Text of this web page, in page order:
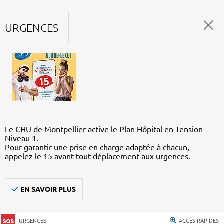
URGENCES
Le CHU de Montpellier active le Plan Hôpital en Tension –
Niveau 1.
Pour garantir une prise en charge adaptée à chacun,
appelez le 15 avant tout déplacement aux urgences.
EN SAVOIR PLUS
URGENCES ACCÈS RAPIDES